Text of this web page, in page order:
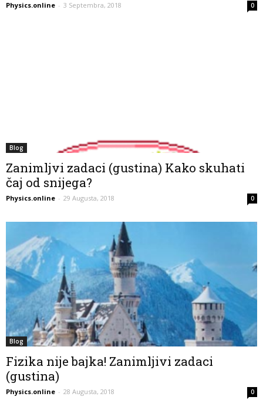
Physics.online - 3 Septembra, 2018 0
Blog
Zanimljvi zadaci (gustina) Kako skuhati
čaj od snijega?
Physics.online - 29 Augusta, 2018 0
Blog
Fizika nije bajka! Zanimljivi zadaci
(gustina)
Physics.online - 28 Augusta, 2018 0